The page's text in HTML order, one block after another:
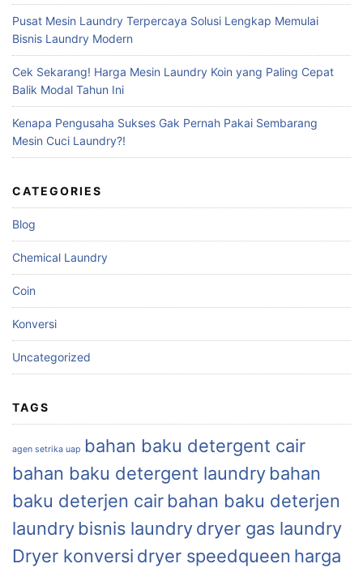
Pusat Mesin Laundry Terpercaya Solusi Lengkap Memulai
Bisnis Laundry Modern
Cek Sekarang! Harga Mesin Laundry Koin yang Paling Cepat
Balik Modal Tahun Ini
Kenapa Pengusaha Sukses Gak Pernah Pakai Sembarang
Mesin Cuci Laundry?!
CATEGORIES
Blog
Chemical Laundry
Coin
Konversi
Uncategorized
TAGS
agen setrika uap bahan baku detergent cair
bahan baku detergent laundry bahan
baku deterjen cair bahan baku deterjen
laundry bisnis laundrydryer gas laundry
Dryer konversi dryer speedqueen harga